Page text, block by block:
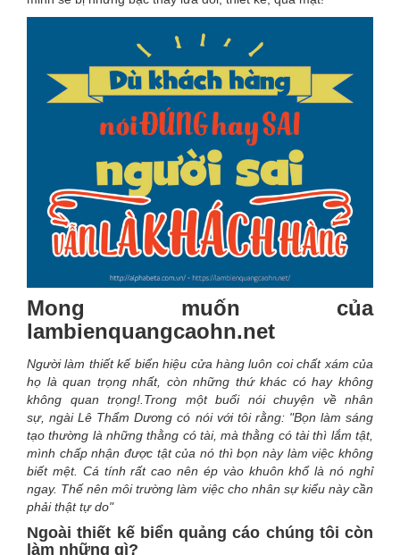
Mong muốn của
lambienquangcaohn.net
Người làm thiết kế biển hiệu cửa hàng luôn coi chất xám của
họ là quan trọng nhất, còn những thứ khác có hay không
không quan trọng!.Trong một buổi nói chuyện về nhân
sự, ngài Lê Thẩm Dương có nói với tôi rằng: "Bọn làm sáng
tạo thường là những thằng có tài, mà thằng có tài thì lắm tật,
mình chấp nhận được tật của nó thì bọn này làm việc không
biết mệt. Cá tính rất cao nên ép vào khuôn khổ là nó nghỉ
ngay. Thế nên môi trường làm việc cho nhân sự kiểu này cần
phải thật tự do"
Ngoài thiết kế biển quảng cáo chúng tôi còn
làm những gì?